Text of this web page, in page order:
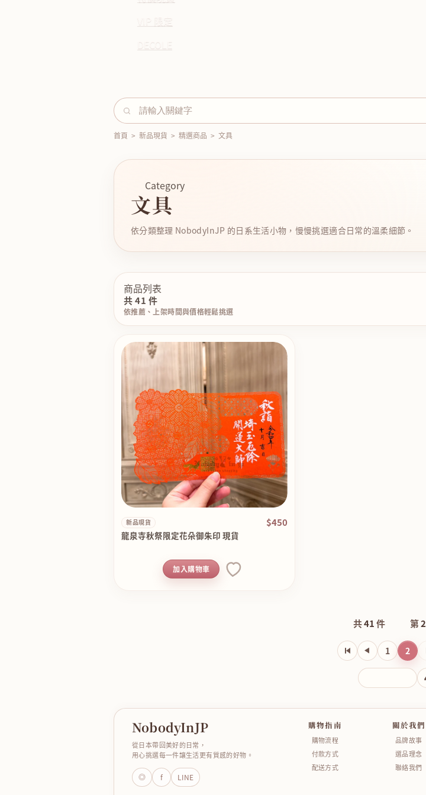
VIP 限定
首頁 > 新品現貨 > 精選商品 > 文具
Category
文具
依分類整理 NobodyInJP 的日系生活小物，慢慢挑選適合日常的溫柔細節。
商品列表
共 41 件
依推薦、上架時間與價格輕鬆挑選
新品現貨 $450
龍泉寺秋祭限定花朵御朱印 現貨
加入購物車
共41件 第2
1 2
輸入頁碼
NobodyInJP
從日本帶回美好的日常，
用心挑選每一件讓生活更有質感的好物。
◎ f LINE
購物指南
購物流程
付款方式
配送方式
關於我們
品牌故事
選品理念
聯絡我們